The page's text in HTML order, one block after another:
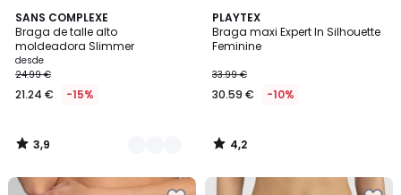
SANS COMPLEXE
Braga de talle alto
moldeadora Slimmer
desde
24.99 €
21.24 € -15%
3,9
/ 5
2
Colores
3,9
/
PLAYTEX
Braga maxi Expert In Silhouette
Feminine
33.99 €
30.59 € -10%
4,2
/ 5
4,2
/